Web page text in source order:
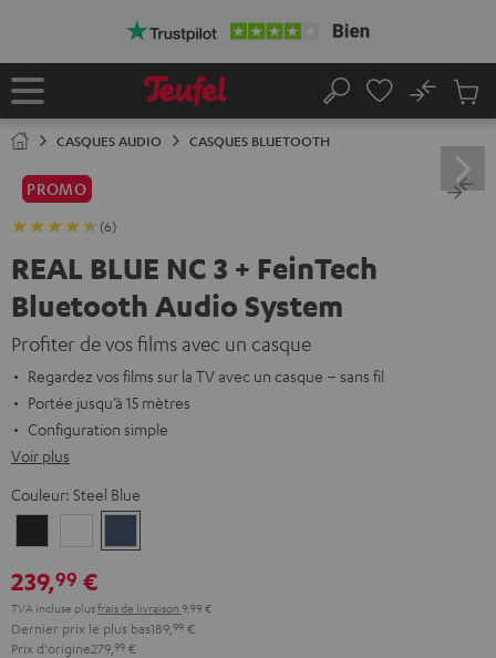
Page
Rechercher
No
panier
CASQUES AUDIO CASQUES BLUETOOTH
PROMO
(6)
REAL BLUE NC 3 + FeinTech
Bluetooth Audio System
Profiter de vos films avec un casque
Regardez vos films sur la TV avec un casque – sans fil
Portée jusqu’à 15 mètres
Configuration simple
Voir plus
Couleur: Steel Blue
White Blue
239,99 €
TVA incluse plusfrais de livraison 9,99 €
Dernier prix le plus bas189, 99 €
Prix d'origine279, 99 €